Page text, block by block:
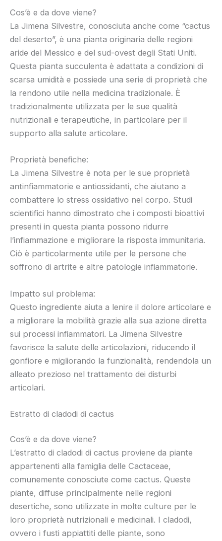
Cos’è e da dove viene?
La Jimena Silvestre, conosciuta anche come “cactus
del deserto”, è una pianta originaria delle regioni
aride del Messico e del sud-ovest degli Stati Uniti.
Questa pianta succulenta è adattata a condizioni di
scarsa umidità e possiede una serie di proprietà che
la rendono utile nella medicina tradizionale. È
tradizionalmente utilizzata per le sue qualità
nutrizionali e terapeutiche, in particolare per il
supporto alla salute articolare.
Proprietà benefiche:
La Jimena Silvestre è nota per le sue proprietà
antinfiammatorie e antiossidanti, che aiutano a
combattere lo stress ossidativo nel corpo. Studi
scientifici hanno dimostrato che i composti bioattivi
presenti in questa pianta possono ridurre
l’infiammazione e migliorare la risposta immunitaria.
Ciò è particolarmente utile per le persone che
soffrono di artrite e altre patologie infiammatorie.
Impatto sul problema:
Questo ingrediente aiuta a lenire il dolore articolare e
a migliorare la mobilità grazie alla sua azione diretta
sui processi infiammatori. La Jimena Silvestre
favorisce la salute delle articolazioni, riducendo il
gonfiore e migliorando la funzionalità, rendendola un
alleato prezioso nel trattamento dei disturbi
articolari.
Estratto di cladodi di cactus
Cos’è e da dove viene?
L’estratto di cladodi di cactus proviene da piante
appartenenti alla famiglia delle Cactaceae,
comunemente conosciute come cactus. Queste
piante, diffuse principalmente nelle regioni
desertiche, sono utilizzate in molte culture per le
loro proprietà nutrizionali e medicinali. I cladodi,
ovvero i fusti appiattiti delle piante, sono